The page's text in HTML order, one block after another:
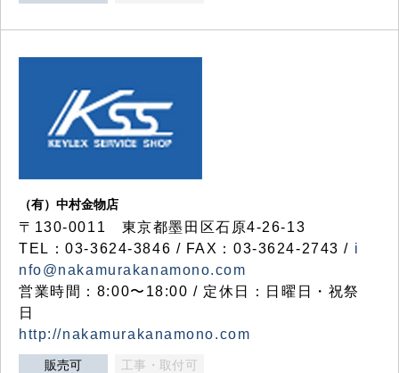
（有）中村金物店
〒130-0011 東京都墨田区石原4-26-13
TEL：03-3624-3846 / FAX：03-3624-2743 / i
nfo@nakamurakanamono.com
営業時間：8:00〜18:00 / 定休日：日曜日・祝祭
日
http://nakamurakanamono.com
販売可 工事・取付可